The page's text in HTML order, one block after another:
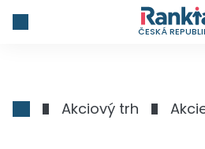
ČESKÁ
Akciový trh